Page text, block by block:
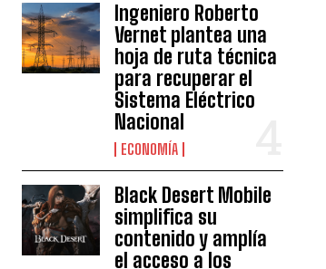
Ingeniero Roberto
Vernet plantea una
hoja de ruta técnica
para recuperar el
Sistema Eléctrico
Nacional
ECONOMÍA
Black Desert Mobile
simplifica su
contenido y amplía
el acceso a los